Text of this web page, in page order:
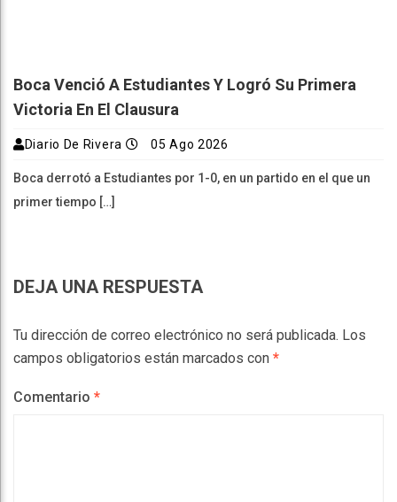
Boca Venció A Estudiantes Y Logró Su Primera
Victoria En El Clausura
Diario De Rivera 05 Ago 2026
Boca derrotó a Estudiantes por 1-0, en un partido en el que un
primer tiempo […]
DEJA UNA RESPUESTA
Tu dirección de correo electrónico no será publicada. Los
campos obligatorios están marcados con *
Comentario *